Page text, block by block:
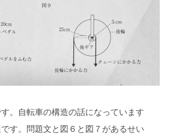
。自転車の構造の話になっています
す。問題文と図６と図７があるせい